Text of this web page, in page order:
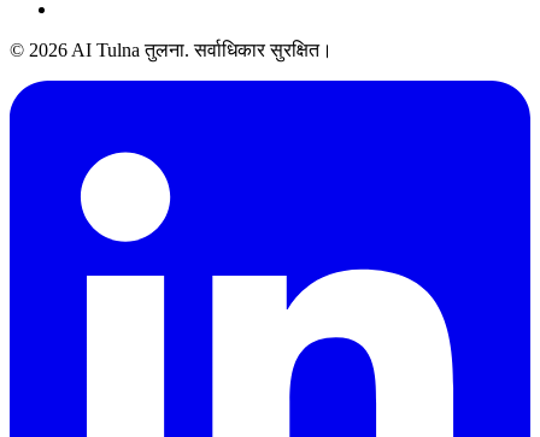
© 2026 AI Tulna तुलना. सर्वाधिकार सुरक्षित।